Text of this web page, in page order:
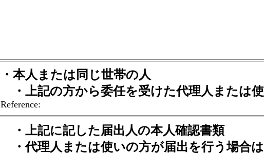
・本人または同じ世帯の人
・上記の方から委任を受けた代理人または
Reference:
・上記に記した届出人の本人確認書類
・代理人または使いの方が届出を行う場合